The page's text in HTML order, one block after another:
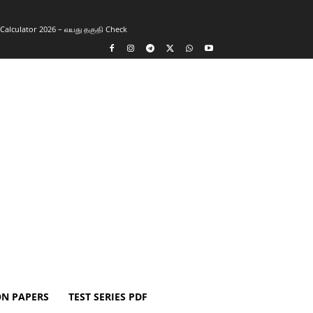
2026 – வயது தகுதி Check
PAPERS TEST SERIES PDF